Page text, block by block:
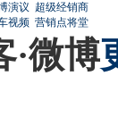
演议 超级经销商
视频 营销点将堂
·微博